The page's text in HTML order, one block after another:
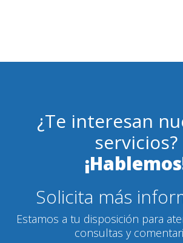
¿Te interesan
servicios?
Solicita más
Estamos a tu disposición para
consultas y